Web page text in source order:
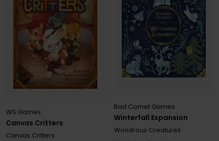
Canvas Critters
WS Games
Canvas Critters
Winterfall Expansion
Bad Comet Games
Wondrous Creatures